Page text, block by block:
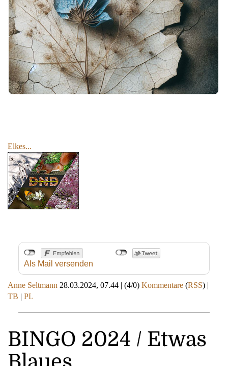
Elkes...
Als Mail versenden
Anne Seltmann 28.03.2024, 07.44 | (4/0) Kommentare (RSS) |
TB | PL
BINGO 2024 / Etwas